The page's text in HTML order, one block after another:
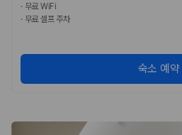
3. 제주공항 접근성과 셔틀 조건을 함
제주 렌트카는 차량 인수 위치와 셔틀 편
달라집니다. 공항에서 렌트카 사무실까지
· 무료 WiFi
· 무료 셀프 주차
숙소 예약